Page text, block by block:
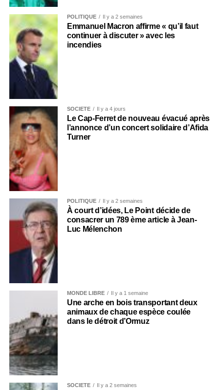
POLITIQUE Il y a 2 semaines
Emmanuel Macron affirme « qu’il faut
continuer à discuter » avec les
incendies
SOCIÉTÉ Il y a 4 jours
Le Cap-Ferret de nouveau évacué après
l’annonce d’un concert solidaire d’Afida
Turner
POLITIQUE Il y a 2 semaines
À court d’idées, Le Point décide de
consacrer un 789 ème article à Jean-
Luc Mélenchon
MONDE LIBRE Il y a 1 semaine
Une arche en bois transportant deux
animaux de chaque espèce coulée
dans le détroit d’Ormuz
SOCIÉTÉ Il y a 2 semaines